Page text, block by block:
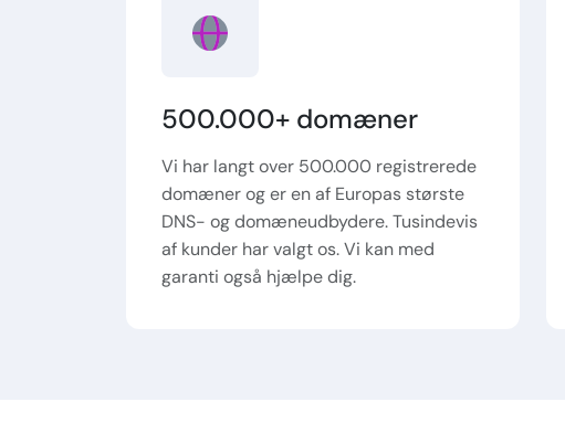
500.000+ domæner
Vi har langt over 500.000 registrerede
domæner og er en af Europas største
DNS- og domæneudbydere. Tusindevis
af kunder har valgt os. Vi kan med
garanti også hjælpe dig.